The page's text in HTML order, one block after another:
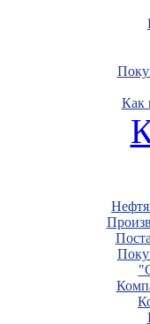
Как